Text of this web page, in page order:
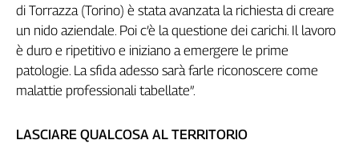
di Torrazza (Torino) è stata avanzata la richiesta di creare
un nido aziendale. Poi c’è la questione dei carichi. Il lavoro
è duro e ripetitivo e iniziano a emergere le prime
patologie. La sfida adesso sarà farle riconoscere come
malattie professionali tabellate”.
LASCIARE QUALCOSA AL TERRITORIO